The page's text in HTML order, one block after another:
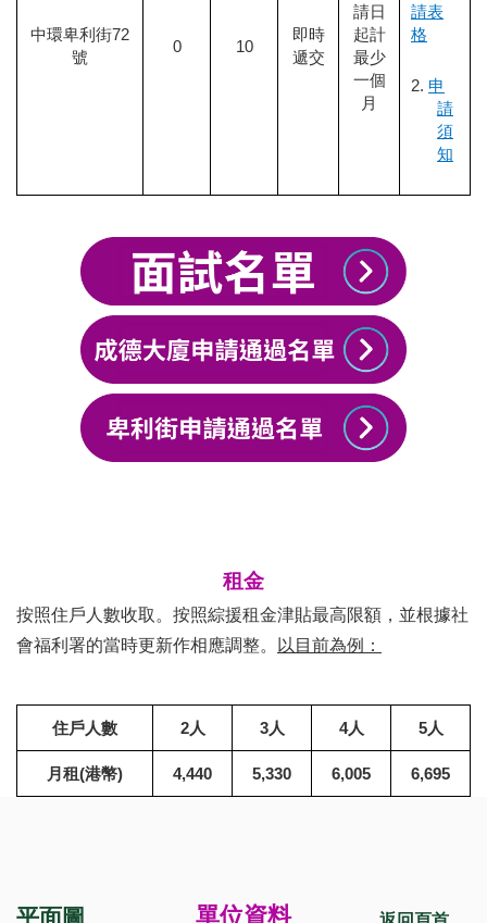
中環卑利街72
號
0 10
即時
遞交
請日
起計
最少
一個
月
請表
格
2. 申
請
須
知
租金
按照住戶人數收取。按照綜援租金津貼最高限額，並根據社
會福利署的當時更新作相應調整。 以目前為例：
住戶人數 2人 3人 4人 5人
月租(港幣) 4,440 5,330 6,005 6,695
平面圖 單位資料